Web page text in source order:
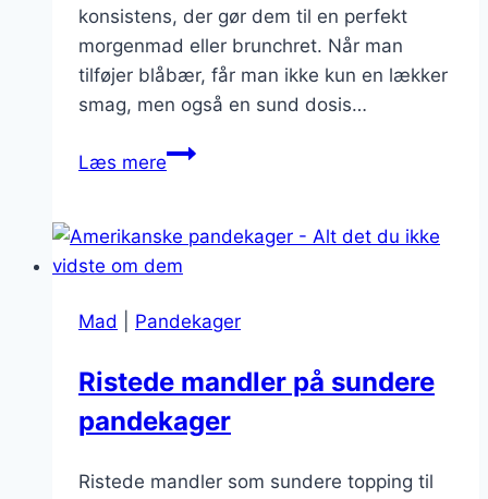
konsistens, der gør dem til en perfekt
morgenmad eller brunchret. Når man
tilføjer blåbær, får man ikke kun en lækker
smag, men også en sund dosis…
Læs mereSmå
med
blåbær
Mad Pandekager
Ristede mandler på sundere
pandekager
Ristede mandler som sundere topping til